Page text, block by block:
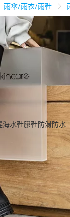
民生用品
親子玩具
情趣用品
雨傘/雨衣/雨鞋